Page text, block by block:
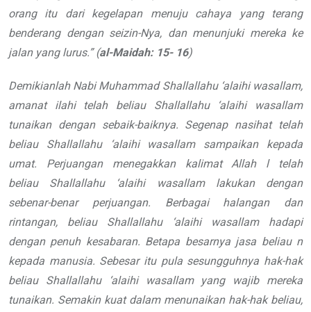
orang
itu dari kegelapan menuju cahaya yang
terang
benderang dengan seizin-Nya, dan menunjuki mereka ke
jalan yang lurus.” (al-Maidah: 15- 16)
Demikianlah Nabi Muhammad Shallallahu ‘alaihi wasallam,
amanat ilahi telah beliau Shallallahu ‘alaihi wasallam
tunaikan dengan sebaik-baiknya. Segenap nasihat
telah
beliau Shallallahu ‘alaihi wasallam
sampaikan kepada
umat.
Perjuangan menegakkan kalimat Allah l
telah
beliau Shallallahu ‘alaihi wasallam
lakukan dengan
sebenar-benar perjuangan. Berbagai
halangan dan
rintangan, beliau Shallallahu ‘alaihi wasallam
hadapi
dengan penuh kesabaran. Betapa besarnya jasa beliau n
kepada manusia. Sebesar itu pula sesungguhnya hak-hak
beliau Shallallahu ‘alaihi wasallam yang
wajib mereka
tunaikan. Semakin kuat dalam menunaikan hak-hak beliau,